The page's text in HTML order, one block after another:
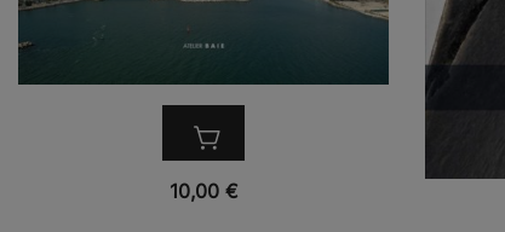
VUE RAPIDE
10,00 €